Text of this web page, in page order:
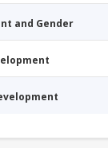
and Gender